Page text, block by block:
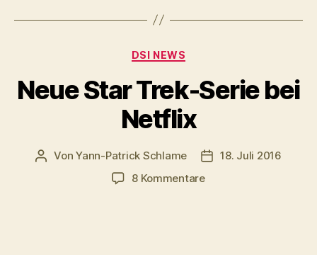
Kategorien
DSI NEWS
Neue Star Trek-Serie bei
Netflix
Beitragsautor
VonYann-Patrick Schlame
18. Juli 2016
8 Kommentarezu